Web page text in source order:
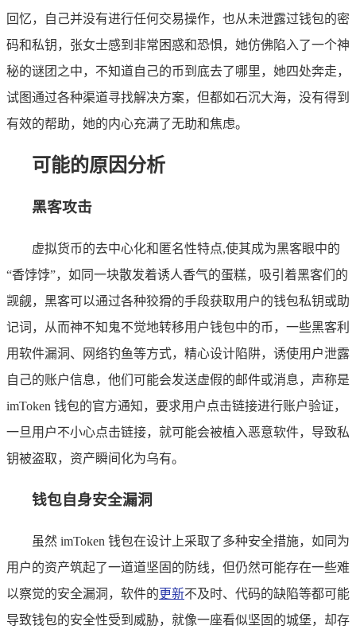
回忆，自己并没有进行任何交易操作，也从未泄露过钱包的密
码和私钥，张女士感到非常困惑和恐惧，她仿佛陷入了一个神
秘的谜团之中，不知道自己的币到底去了哪里，她四处奔走，
试图通过各种渠道寻找解决方案，但都如石沉大海，没有得到
有效的帮助，她的内心充满了无助和焦虑。
可能的原因分析
黑客攻击
虚拟货币的去中心化和匿名性特点,使其成为黑客眼中的
“香饽饽”，如同一块散发着诱人香气的蛋糕，吸引着黑客们的
觊觎，黑客可以通过各种狡猾的手段获取用户的钱包私钥或助
记词，从而神不知鬼不觉地转移用户钱包中的币，一些黑客利
用软件漏洞、网络钓鱼等方式，精心设计陷阱，诱使用户泄露
自己的账户信息，他们可能会发送虚假的邮件或消息，声称是
imToken 钱包的官方通知，要求用户点击链接进行账户验证，
一旦用户不小心点击链接，就可能会被植入恶意软件，导致私
钥被盗取，资产瞬间化为乌有。
钱包自身安全漏洞
虽然 imToken 钱包在设计上采取了多种安全措施，如同为
用户的资产筑起了一道道坚固的防线，但仍然可能存在一些难
以察觉的安全漏洞，软件的更新不及时、代码的缺陷等都可能
导致钱包的安全性受到威胁，就像一座看似坚固的城堡，却存